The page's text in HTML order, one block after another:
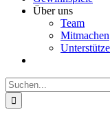
Über uns
Team
Mitmachen
Suche
nach: